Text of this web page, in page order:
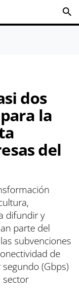
search
dos
la
del
difundir y
parte del
subvenciones
de
(Gbps)
sector